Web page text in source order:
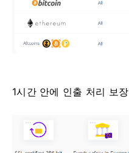
1시간 안에 인출 처리 보장